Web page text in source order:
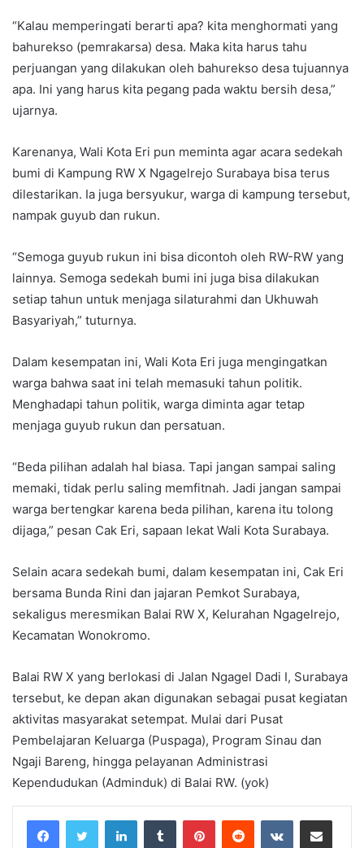
“Kalau memperingati berarti apa? kita menghormati yang
bahurekso (pemrakarsa) desa. Maka kita harus tahu
perjuangan yang dilakukan oleh bahurekso desa tujuannya
apa. Ini yang harus kita pegang pada waktu bersih desa,”
ujarnya.
Karenanya, Wali Kota Eri pun meminta agar acara sedekah
bumi di Kampung RW X Ngagelrejo Surabaya bisa terus
dilestarikan. Ia juga bersyukur, warga di kampung tersebut,
nampak guyub dan rukun.
“Semoga guyub rukun ini bisa dicontoh oleh RW-RW yang
lainnya. Semoga sedekah bumi ini juga bisa dilakukan
setiap tahun untuk menjaga silaturahmi dan Ukhuwah
Basyariyah,” tuturnya.
Dalam kesempatan ini, Wali Kota Eri juga mengingatkan
warga bahwa saat ini telah memasuki tahun politik.
Menghadapi tahun politik, warga diminta agar tetap
menjaga guyub rukun dan persatuan.
“Beda pilihan adalah hal biasa. Tapi jangan sampai saling
memaki, tidak perlu saling memfitnah. Jadi jangan sampai
warga bertengkar karena beda pilihan, karena itu tolong
dijaga,” pesan Cak Eri, sapaan lekat Wali Kota Surabaya.
Selain acara sedekah bumi, dalam kesempatan ini, Cak Eri
bersama Bunda Rini dan jajaran Pemkot Surabaya,
sekaligus meresmikan Balai RW X, Kelurahan Ngagelrejo,
Kecamatan Wonokromo.
Balai RW X yang berlokasi di Jalan Ngagel Dadi I, Surabaya
tersebut, ke depan akan digunakan sebagai pusat kegiatan
aktivitas masyarakat setempat. Mulai dari Pusat
Pembelajaran Keluarga (Puspaga), Program Sinau dan
Ngaji Bareng, hingga pelayanan Administrasi
Kependudukan (Adminduk) di Balai RW. (yok)
LinkedInTumblr PinterestReddit VKontakteShare via Email